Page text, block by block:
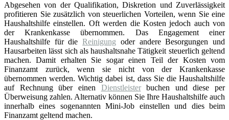
Abgesehen von der Qualifikation, Diskretion und Zuverlässigkeit
profitieren Sie zusätzlich von steuerlichen Vorteilen, wenn Sie eine
Haushaltshilfe einstellen. Oft werden die Kosten jedoch auch von
der Krankenkasse übernommen. Das Engagement einer
Haushaltshilfe für dieReinigung oder andere Besorgungen und
Hausarbeiten lässt sich als haushaltsnahe Tätigkeit steuerlich geltend
machen. Damit erhalten Sie sogar einen Teil der Kosten vom
Finanzamt zurück, wenn sie nicht von der Krankenkasse
übernommen werden. Wichtig dabei ist, dass Sie die Haushaltshilfe
auf Rechnung über einen Dienstleisterbuchen und diese per
Überweisung zahlen. Alternativ können Sie Ihre Haushaltshilfe auch
innerhalb eines sogenannten Mini-Job einstellen und dies beim
Finanzamt geltend machen.